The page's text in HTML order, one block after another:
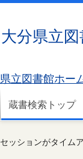
大分県立
県立図書館ホー
蔵書検索トップ
セッションがタイム